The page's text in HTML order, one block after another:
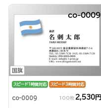
国旗
co-0009
スピード1時間対応 スピード3時間対応
co-0009 100枚 2,530円